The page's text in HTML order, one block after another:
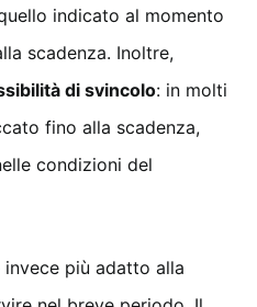
indicato al momento
scadenza. Inoltre,
di svincolo: in molti
fino alla scadenza,
condizioni del
invece più adatto alla